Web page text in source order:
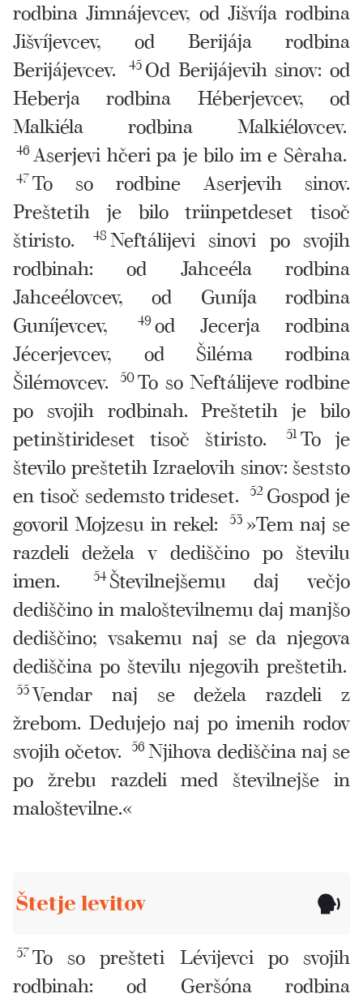
rodbina Jimnájevcev, od Jišvíja rodbina
Jišvíjevcev, od Berijája rodbina
Berijájevcev.
45 Od Berijájevih sinov: od
Heberja rodbina Héberjevcev, od
Malkiéla rodbina Malkiélovcev.
46 Aserjevi hčeri pa je bilo im e Sêraha.
47To so rodbine Aserjevih sinov.
Preštetih je bilo triinpetdeset tisoč
štiristo.
48 Neftálijevi sinovi po svojih
rodbinah: od Jahceéla rodbina
Jahceélovcev, od Guníja rodbina
Guníjevcev,
49 od Jecerja rodbina
Jécerjevcev, od Šiléma rodbina
Šilémovcev.
50To so Neftálijeve rodbine
po svojih rodbinah. Preštetih je bilo
petinštirideset tisoč štiristo.
51 To je
število preštetih Izraelovih sinov: šeststo
en tisoč sedemsto trideset. 52 Gospod je
govoril Mojzesu in rekel:
53 »Tem naj se
razdeli dežela v dediščino po številu
imen.
54Številnejšemu daj večjo
dediščino in maloštevilnemu daj manjšo
dediščino; vsakemu naj se da njegova
dediščina po številu njegovih preštetih.
55Vendar naj se dežela razdeli z
žrebom. Dedujejo naj po imenih rodov
svojih očetov. 56 Njihova dediščina naj se
po žrebu razdeli med številnejše in
maloštevilne.«
Štetje levitov
57To so prešteti Lévijevci po svojih
rodbinah: od Geršóna rodbina